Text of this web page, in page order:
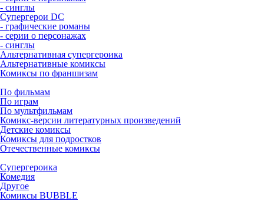
- синглы
Супергерои DC
- графические романы
- серии о персонажах
- синглы
Альтернативная супергероика
Альтернативные комиксы
Комиксы по франшизам
По фильмам
По играм
По мультфильмам
Комикс-версии литературных произведений
Детские комиксы
Комиксы для подростков
Отечественные комиксы
Супергероика
Комедия
Другое
Комиксы BUBBLE